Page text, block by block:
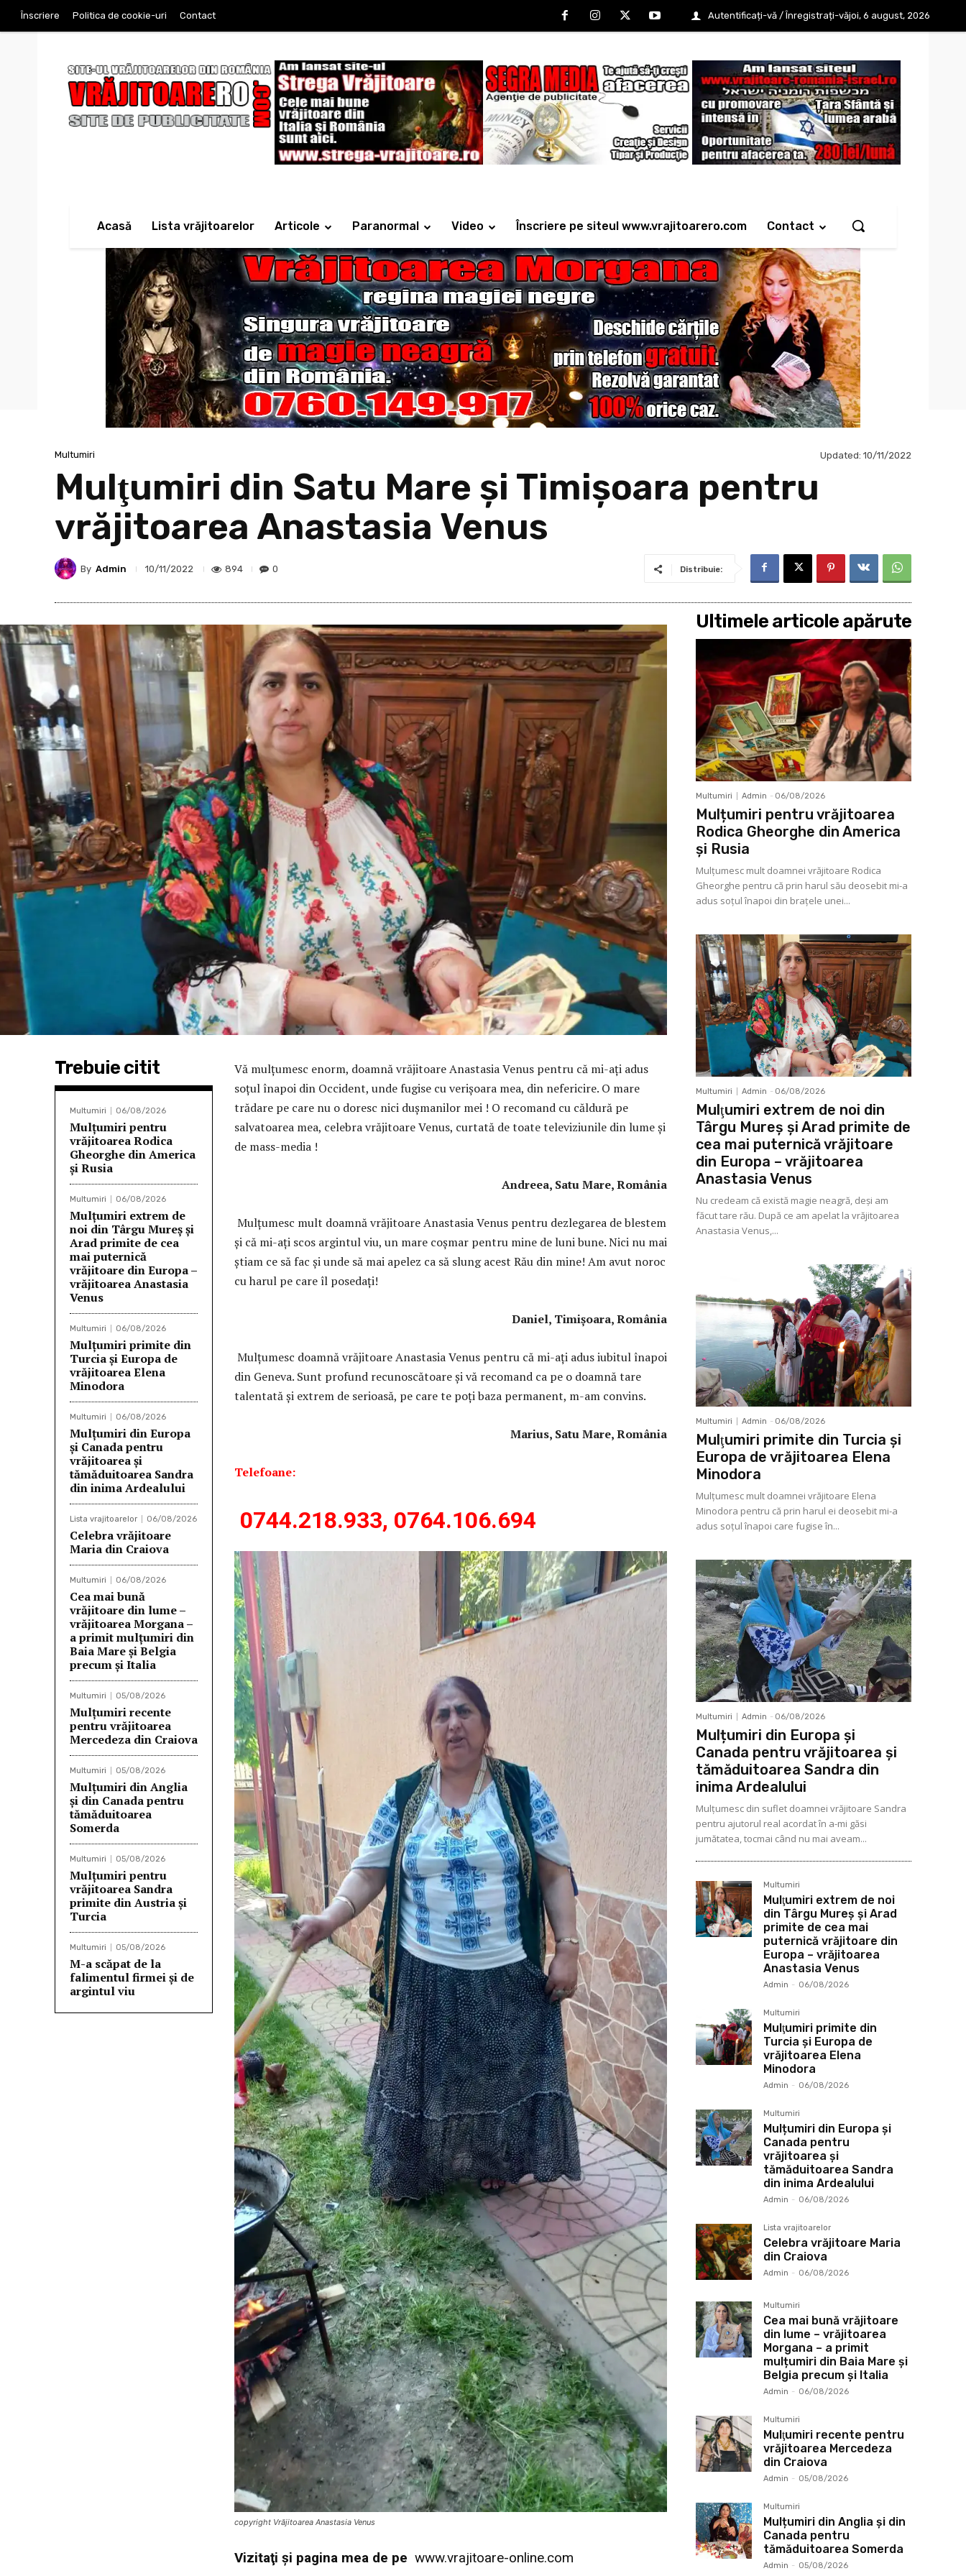
joi, 6 august, 2026
Înscriere Politica de cookie-uri Contact Autentificați-vă / Înregistrați-vă
Acasă Lista vrăjitoarelor Articole Paranormal Video Înscriere pe siteul www.vrajitoarero.com Contact
Multumiri Updated: 10/11/2022
Mulţumiri din Satu Mare și Timișoara pentru
vrăjitoarea Anastasia Venus
By Admin 10/11/2022 894 0 Distribuie:
Trebuie citit
Multumiri 06/08/2026
Mulțumiri pentru
vrăjitoarea Rodica
Gheorghe din America
și Rusia
Multumiri 06/08/2026
Mulţumiri extrem de
noi din Târgu Mureș și
Arad primite de cea
mai puternică
vrăjitoare din Europa –
vrăjitoarea Anastasia
Venus
Multumiri 06/08/2026
Mulţumiri primite din
Turcia și Europa de
vrăjitoarea Elena
Minodora
Multumiri 06/08/2026
Mulțumiri din Europa
și Canada pentru
vrăjitoarea și
tămăduitoarea Sandra
din inima Ardealului
Lista vrajitoarelor 06/08/2026
Celebra vrăjitoare
Maria din Craiova
Multumiri 06/08/2026
Cea mai bună
vrăjitoare din lume –
vrăjitoarea Morgana –
a primit mulțumiri din
Baia Mare și Belgia
precum și Italia
Multumiri 05/08/2026
Mulţumiri recente
pentru vrăjitoarea
Mercedeza din Craiova
Multumiri 05/08/2026
Mulțumiri din Anglia
și din Canada pentru
tămăduitoarea
Somerda
Multumiri 05/08/2026
Mulţumiri pentru
vrăjitoarea Sandra
primite din Austria și
Turcia
Multumiri 05/08/2026
M-a scăpat de la
falimentul firmei și de
argintul viu
Vă mulţumesc enorm, doamnă vrăjitoare Anastasia Venus pentru că mi-aţi adus
soţul înapoi din Occident, unde fugise cu verișoara mea, din nefericire. O mare
trădare pe care nu o doresc nici dușmanilor mei ! O recomand cu căldură pe
salvatoarea mea, celebra vrăjitoare Venus, curtată de toate televiziunile din lume și
de mass-media !
Andreea, Satu Mare, România
Mulţumesc mult doamnă vrăjitoare Anastasia Venus pentru dezlegarea de blestem
și că mi-ați scos argintul viu, un mare coșmar pentru mine de luni bune. Nici nu mai
știam ce să fac și unde să mai apelez ca să slung acest Rău din mine! Am avut noroc
cu harul pe care îl posedați!
Daniel, Timișoara, România
Mulţumesc doamnă vrăjitoare Anastasia Venus pentru că mi-aţi adus iubitul înapoi
din Geneva. Sunt profund recunoscătoare și vă recomand ca pe o doamnă tare
talentată și extrem de serioasă, pe care te poți baza permanent, m-am convins.
Marius, Satu Mare, România
Telefoane:
0744.218.933, 0764.106.694
copyright Vrăjitoarea Anastasia Venus
Vizitaţi şi pagina mea de pe www.vrajitoare-online.com
Ultimele articole apărute
Multumiri Admin - 06/08/2026
Mulțumiri pentru vrăjitoarea
Rodica Gheorghe din America
și Rusia
Mulţumesc mult doamnei vrăjitoare Rodica
Gheorghe pentru că prin harul său deosebit mi-a
adus soţul înapoi din braţele unei...
Multumiri Admin - 06/08/2026
Mulţumiri extrem de noi din
Târgu Mureș și Arad primite de
cea mai puternică vrăjitoare
din Europa – vrăjitoarea
Anastasia Venus
Nu credeam că există magie neagră, deși am
făcut tare rău. După ce am apelat la vrăjitoarea
Anastasia Venus,...
Multumiri Admin - 06/08/2026
Mulţumiri primite din Turcia și
Europa de vrăjitoarea Elena
Minodora
Mulţumesc mult doamnei vrăjitoare Elena
Minodora pentru că prin harul ei deosebit mi-a
adus soţul înapoi care fugise în...
Multumiri Admin - 06/08/2026
Mulțumiri din Europa și
Canada pentru vrăjitoarea și
tămăduitoarea Sandra din
inima Ardealului
Mulţumesc din suflet doamnei vrăjitoare Sandra
pentru ajutorul real acordat în a-mi găsi
jumătatea, tocmai când nu mai aveam...
Multumiri
Mulţumiri extrem de noi
din Târgu Mureș și Arad
primite de cea mai
puternică vrăjitoare din
Europa – vrăjitoarea
Anastasia Venus
Admin - 06/08/2026
Multumiri
Mulţumiri primite din
Turcia și Europa de
vrăjitoarea Elena
Minodora
Admin - 06/08/2026
Multumiri
Mulțumiri din Europa și
Canada pentru
vrăjitoarea și
tămăduitoarea Sandra
din inima Ardealului
Admin - 06/08/2026
Lista vrajitoarelor
Celebra vrăjitoare Maria
din Craiova
Admin - 06/08/2026
Multumiri
Cea mai bună vrăjitoare
din lume – vrăjitoarea
Morgana – a primit
mulțumiri din Baia Mare și
Belgia precum și Italia
Admin - 06/08/2026
Multumiri
Mulţumiri recente pentru
vrăjitoarea Mercedeza
din Craiova
Admin - 05/08/2026
Multumiri
Mulțumiri din Anglia și din
Canada pentru
tămăduitoarea Somerda
Admin - 05/08/2026